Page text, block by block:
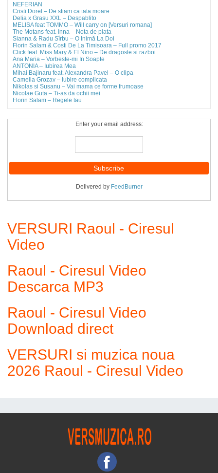
NEFERIAN
Cristi Dorel – De stiam ca tata moare
Delia x Grasu XXL – Despablito
MELISA feat TOMMO – Will carry on [Versuri romana]
The Motans feat. Inna – Nota de plata
Sianna & Radu Sîrbu – O Inimă La Doi
Florin Salam & Costi De La Timisoara – Full promo 2017
Click feat. Miss Mary & El Nino – De dragoste si razboi
Ana Maria – Vorbeste-mi In Soapte
ANTONIA – Iubirea Mea
Mihai Bajinaru feat. Alexandra Pavel – O clipa
Camelia Grozav – Iubire complicata
Nikolas si Susanu – Vai mama ce forme frumoase
Nicolae Guta – Ti-as da ochii mei
Florin Salam – Regele tau
Enter your email address:
Delivered by FeedBurner
VERSURI Raoul - Ciresul
Video
Raoul - Ciresul Video
Descarca MP3
Raoul - Ciresul Video
Download direct
VERSURI si muzica noua
2026 Raoul - Ciresul Video